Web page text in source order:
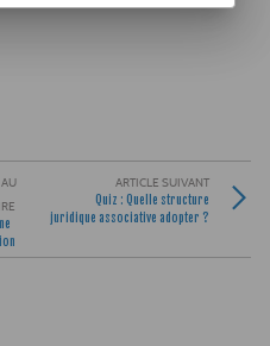
AU
ARTICLE SUIVANT
Quiz : Quelle structure
juridique associative adopter ?